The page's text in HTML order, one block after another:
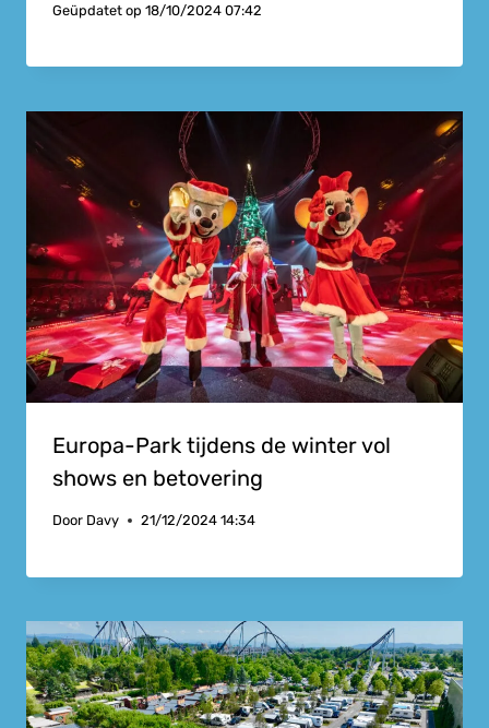
Geüpdatet op 18/10/2024 07:42
Europa-Park tijdens de winter vol
shows en betovering
Door Davy 21/12/2024 14:34